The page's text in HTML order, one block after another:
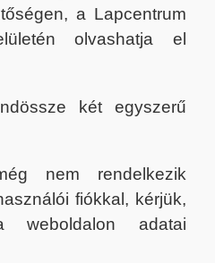
a Lapcentrum
olvashatja el
két egyszerű
nem rendelkezik
fiókkal, kérjük,
weboldalon adatai